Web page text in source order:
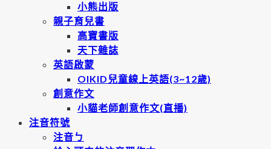
小熊出版
親子育兒書
高寶書版
天下雜誌
英語啟蒙
OIKID兒童線上英語(3~12歲)
創意作文
小貓老師創意作文(直播)
注音符號
注音ㄅ